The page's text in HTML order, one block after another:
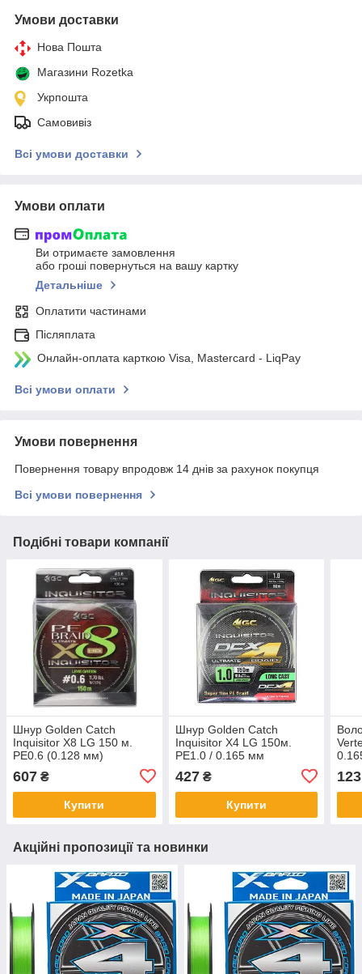
Умови доставки
Нова Пошта
Магазини Rozetka
Укрпошта
Самовивіз
Всі умови доставки
Умови оплати
Ви отримаєте замовлення
або гроші повернуться на вашу картку
Детальніше
Оплатити частинами
Післяплата
Онлайн-оплата карткою Visa, Mastercard - LiqPay
Всі умови оплати
Умови повернення
Повернення товару впродовж 14 днів за рахунок покупця
Всі умови повернення
Подібні товари компанії
Шнур Golden Catch
Inquisitor X8 LG 150 м.
PE0.6 (0.128 мм)
607 ₴
Купити
Шнур Golden Catch
Inquisitor X4 LG 150м.
PE1.0 / 0.165 мм
427₴
Купити
123
Акційні пропозиції та новинки